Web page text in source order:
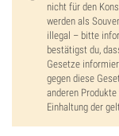
nicht für den
werden als
illegal – bitte
bestätigst du,
Gesetze
gegen diese
anderen
Einhaltung der